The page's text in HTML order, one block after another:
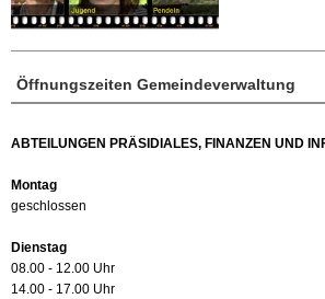
Öffnungszeiten Gemeindeverwaltung
ABTEILUNGEN PRÄSIDIALES, FINANZEN UND
Montag
geschlossen
Dienstag
08.00 - 12.00 Uhr
14.00 - 17.00 Uhr